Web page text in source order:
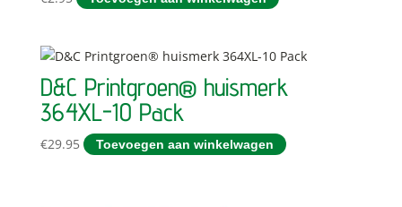
D&C Printgroen® huismerk
364XL-10 Pack
€29.95 Toevoegen aan winkelwagen